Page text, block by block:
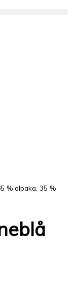
% alpaka, 35 %